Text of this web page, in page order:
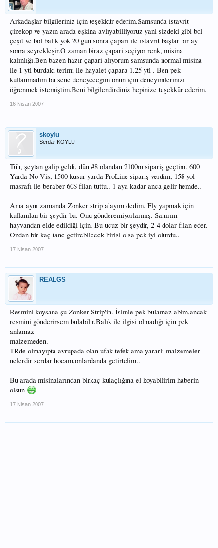
Arkadaşlar bilgileriniz için teşekkür ederim.Samsunda istavrit
çinekop ve yazın arada eşkina avlıyabilliyoruz yani sizdeki gibi bol
çeşit ve bol balık yok 20 gün sonra çapari ile istavrit başlar bir ay
sonra seyrekleşir.O zaman biraz çapari seçiyor renk, misina
kalınlığı.Ben bazen hazır çapari alıyorum samsunda normal misina
ile 1 ytl burdaki terimi ile hayalet çapara 1.25 ytl . Ben pek
kullanmadım bu sene deneyeceğim onun için deneyimlerinizi
öğrenmek istemiştim.Beni bilgilendirdiniz hepinize teşekkür ederim.
16 Nisan 2007
skoylu
Serdar KÖYLÜ
Tüh, şeytan galip geldi, dün #8 olandan 2100m sipariş geçtim. 600
Yarda No-Vis, 1500 kusur yarda ProLine sipariş verdim, 15$ yol
masrafı ile beraber 60$ filan tuttu.. 1 aya kadar anca gelir hemde..
Ama aynı zamanda Zonker strip alayım dedim. Fly yapmak için
kullanılan bir şeydir bu. Onu gönderemiyorlarmış. Sanırım
hayvandan elde edildiği için. Bu ucuz bir şeydir, 2-4 dolar filan eder.
Ondan bir kaç tane getirebilecek birisi olsa pek iyi olurdu..
17 Nisan 2007
REALGS
Resmini koysana şu Zonker Strip'in. İsimle pek bulamaz abim,ancak
resmini gönderirsem bulabilir.Balık ile ilgisi olmadığı için pek
anlamaz
malzemeden.
TRde olmayıpta avrupada olan ufak tefek ama yararlı malzemeler
nelerdir serdar hocam,onlardanda getirtelim..
Bu arada misinalarından birkaç kulaçlığına el koyabilirim haberin
olsun
17 Nisan 2007